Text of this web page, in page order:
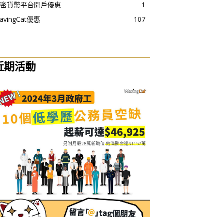
貨幣平台開戶優惠
1
優惠
107
期活動